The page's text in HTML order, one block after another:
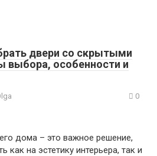
двери со скрытыми
выбора, особенности и
0
дома – это важное решение,
как на эстетику интерьера, так и